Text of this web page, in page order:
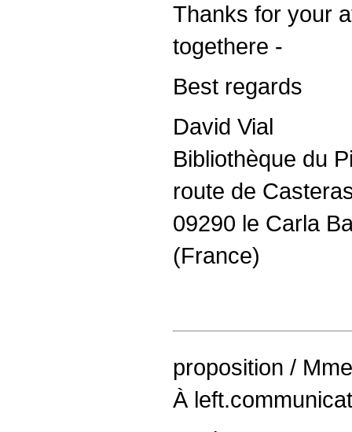
Thanks for your
togethere -
Best regards
David Vial
Bibliothèque du
route de
09290 le Carla
(France)
proposition /
À